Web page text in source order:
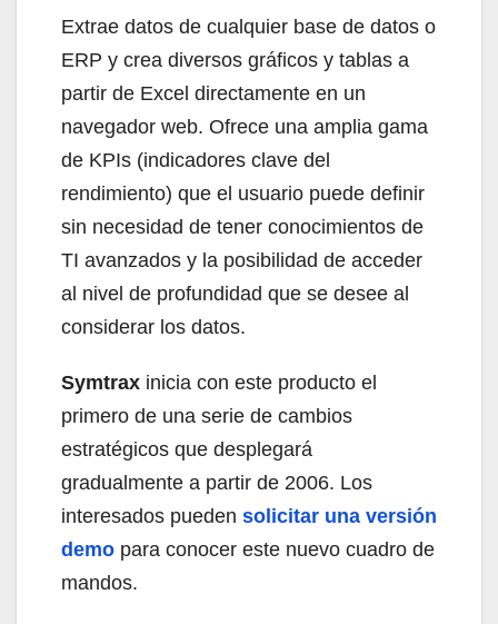
Extrae datos de cualquier base de datos o
ERP y crea diversos gráficos y tablas a
partir de Excel directamente en un
navegador web. Ofrece una amplia gama
de KPIs (indicadores clave del
rendimiento) que el usuario puede definir
sin necesidad de tener conocimientos de
TI avanzados y la posibilidad de acceder
al nivel de profundidad que se desee al
considerar los datos.
Symtrax inicia con este producto el
primero de una serie de cambios
estratégicos que desplegará
gradualmente a partir de 2006. Los
interesados pueden solicitar una versión
demo para conocer este nuevo cuadro de
mandos.